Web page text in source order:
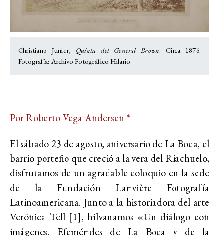
Christiano Junior, Quinta del General Brown. Circa 1876.
Fotografía: Archivo Fotográfico Hilario.
Por Roberto Vega Andersen *
El sábado 23 de agosto, aniversario de La Boca, el
barrio porteño que creció a la vera del Riachuelo,
disfrutamos de un agradable coloquio en la sede
de la Fundación Larivière Fotografía
Latinoamericana. Junto a la historiadora del arte
Verónica Tell [1], hilvanamos «Un diálogo con
imágenes. Efemérides de La Boca y de la